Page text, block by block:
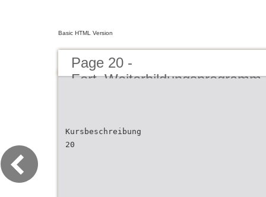
Basic HTML Version
Page 20 -
Kursbeschreibung
20